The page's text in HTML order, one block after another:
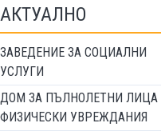
АКТУАЛНО
ЗАВЕДЕНИЕ ЗА СОЦИАЛНИ
УСЛУГИ
ДОМ ЗА ПЪЛНОЛЕТНИ ЛИЦА
ФИЗИЧЕСКИ УВРЕЖДАНИЯ